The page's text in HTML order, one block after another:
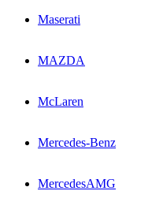
Maserati
MAZDA
McLaren
Mercedes-Benz
MercedesAMG